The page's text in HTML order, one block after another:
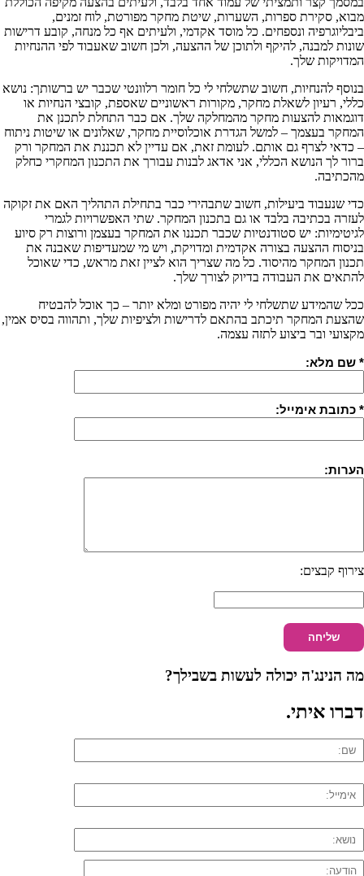
מבוא, סקירת ספרות, השערות, שיטת מחקר מפורטת, לוח זמנים,
ביבליוגרפיה ונספחים. כל מוסד אקדמי, ולעיתים אף כל מנחה, קובע דרישות
שונות למבנה, להיקף ולתוכן של ההצעה, ולכן חשוב שאעבוד לפי ההנחיות
המדויקות שלך.
בנוסף להנחיות, חשוב שתשלחי לי כל חומר רלוונטי שכבר יש ברשותך: נושא
כללי, רעיון לשאלת מחקר, מקורות ראשוניים שאספת, קובצי הנחיות או
דוגמאות להצעות מחקר מהמחלקה שלך. אם כבר התחלת לתכנן את
המחקר בעצמך – למשל הגדרת אוכלוסיית מחקר, שאלונים או שיטות ניתוח
– כדאי לצרף גם אותם. לעומת זאת, אם עדיין לא תכננת את המחקר ורק
ברור לך הנושא הכללי, אני אדאג לבנות עבורך את התכנון המחקרי כחלק
מהכתיבה.
כדי שנעבוד ביעילות, חשוב שתבהירי כבר בתחילת התהליך האם את זקוקה
לעזרה בכתיבה בלבד או גם בתכנון המחקר. שתי האפשרויות לגמרי
לגיטימיות: יש סטודנטיות שכבר תכננו את המחקר בעצמן ורוצות רק סיוע
בניסוח ההצעה בצורה אקדמית ומדויקת, ויש מי שמעדיפות שאבנה את
תכנון המחקר מהיסוד. כל מה שצריך הוא לציין זאת מראש, כדי שאוכל
להתאים את העבודה בדיוק לצורך שלך.
ככל שהמידע שתשלחי לי יהיה מפורט ומלא יותר – כך אוכל להבטיח
שהצעת המחקר תיכתב בהתאם לדרישות ולציפיות שלך, ותהווה בסיס אמין,
מקצועי ובר ביצוע לתזה עצמה.
* שם מלא:
* כתובת אימייל:
הערות:
צירוף קבצים:
מה הנינג'ה יכולה לעשות בשבילך?
דברו איתי.